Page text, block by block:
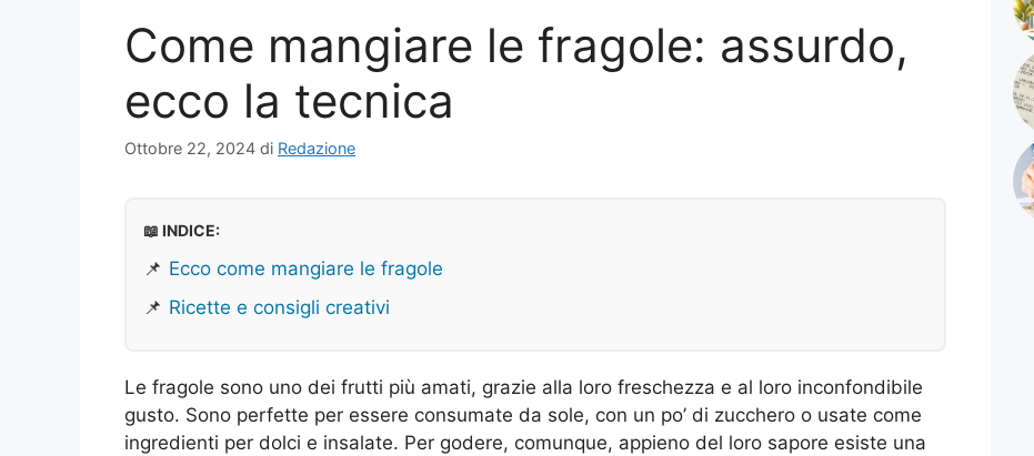
Come mangiare le fragole: assurdo,
ecco la tecnica
Ottobre 22, 2024 di Redazione
📖 INDICE:
📌 Ecco come mangiare le fragole
📌 Ricette e consigli creativi
Le fragole sono uno dei frutti più amati, grazie alla loro freschezza e al loro inconfondibile
gusto. Sono perfette per essere consumate da sole, con un po’ di zucchero o usate come
ingredienti per dolci e insalate. Per godere, comunque, appieno del loro sapore esiste una